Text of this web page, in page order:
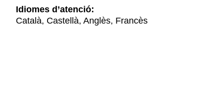
Idiomes d’atenció:
Català, Castellà, Anglès, Francès